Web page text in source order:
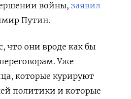
войны, заявил
Путин.
они вроде как бы
Уже
которые курируют
политики и которые